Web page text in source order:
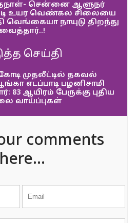
சென்னை ஆளுநர்
உயர வெண்கல சிலையை
நாயுடு திறந்து
வைத்தார்..!
செய்தி
முதலீட்டில் தகவல்
எடப்பாடி பழனிசாமி
83 ஆயிரம் பேருக்கு புதிய
வாய்ப்புகள்
comments
here...